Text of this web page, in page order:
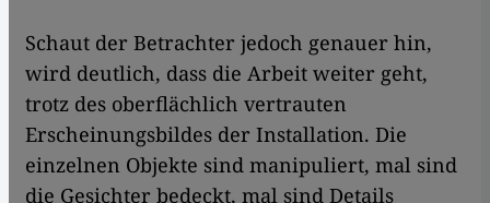
Schaut der Betrachter jedoch genauer hin,
wird deutlich, dass die Arbeit weiter geht,
trotz des oberflächlich vertrauten
Erscheinungsbildes der Installation. Die
einzelnen Objekte sind manipuliert, mal sind
die Gesichter bedeckt, mal sind Details